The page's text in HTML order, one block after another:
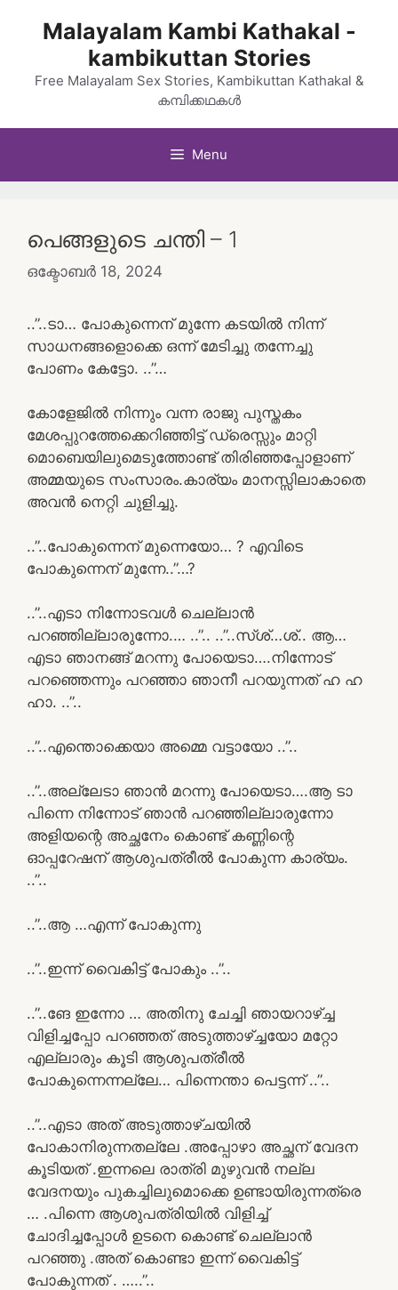
Malayalam Kambi Kathakal -
kambikuttan Stories
Free Malayalam Sex Stories, Kambikuttan Kathakal &
കമ്പിക്കഥകൾ
Menu
പെങ്ങളുടെ ചന്തി – 1
ഒക്ടോബർ 18, 2024
..”..ടാ… പോകുന്നെന് മുന്നേ കടയിൽ നിന്ന്
സാധനങ്ങളൊക്കെ ഒന്ന് മേടിച്ചു തന്നേച്ചു
പോണം കേട്ടോ. ..”…
കോളേജിൽ നിന്നും വന്ന രാജു പുസ്തകം
മേശപ്പുറത്തേക്കെറിഞ്ഞിട്ട് ഡ്രെസ്സും മാറ്റി
മൊബെയിലുമെടുത്തോണ്ട് തിരിഞ്ഞപ്പോളാണ്
അമ്മയുടെ സംസാരം.കാര്യം മാനസ്സിലാകാതെ
അവൻ നെറ്റി ചുളിച്ചു.
..”..പോകുന്നെന് മുന്നെയോ… ? എവിടെ
പോകുന്നെന് മുന്നേ..”…?
..”..എടാ നിന്നോടവൾ ചെല്ലാൻ
പറഞ്ഞില്ലാരുന്നോ.… ..”.. ..”..സ്ശ്…ശ്.. ആ…
എടാ ഞാനങ്ങ് മറന്നു പോയെടാ….നിന്നോട്
പറഞ്ഞെന്നും പറഞ്ഞാ ഞാനീ പറയുന്നത് ഹ ഹ
ഹാ. ..”..
..”..എന്തൊക്കെയാ അമ്മെ വട്ടായോ ..”..
..”..അല്ലേടാ ഞാൻ മറന്നു പോയെടാ….ആ ടാ
പിന്നെ നിന്നോട് ഞാൻ പറഞ്ഞില്ലാരുന്നോ
അളിയന്റെ അച്ഛനേം കൊണ്ട് കണ്ണിന്റെ
ഓപ്പറേഷന് ആശുപത്രീൽ പോകുന്ന കാര്യം.
..”..
..”..ആ …എന്ന് പോകുന്നു
..”..ഇന്ന് വൈകിട്ട് പോകും ..”..
..”..ങേ ഇന്നോ … അതിനു ചേച്ചി ഞായറാഴ്ച്ച
വിളിച്ചപ്പോ പറഞ്ഞത് അടുത്താഴ്ച്ചയോ മറ്റോ
എല്ലാരും കൂടി ആശുപത്രീൽ
പോകുന്നെന്നല്ലേ… പിന്നെന്താ പെട്ടന്ന് ..”..
..”..എടാ അത് അടുത്താഴ്ചയിൽ
പോകാനിരുന്നതല്ലേ .അപ്പോഴാ അച്ഛന് വേദന
കൂടിയത് .ഇന്നലെ രാത്രി മുഴുവൻ നല്ല
വേദനയും പുകച്ചിലുമൊക്കെ ഉണ്ടായിരുന്നത്രെ
… .പിന്നെ ആശുപത്രിയിൽ വിളിച്ച്
ചോദിച്ചപ്പോൾ ഉടനെ കൊണ്ട് ചെല്ലാൻ
പറഞ്ഞു .അത് കൊണ്ടാ ഇന്ന് വൈകിട്ട്
പോകുന്നത് . …..”..